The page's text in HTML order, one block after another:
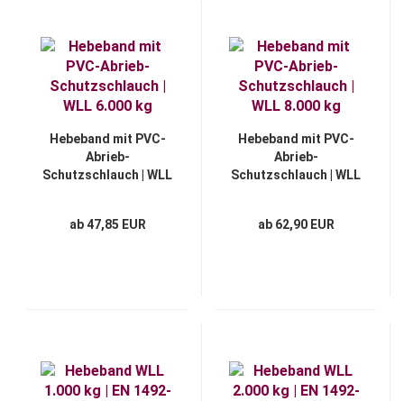
Hebeband mit PVC-
Abrieb-
Schutzschlauch | WLL
ab 47,85 EUR
Hebeband mit PVC-
Abrieb-
Schutzschlauch | WLL
ab 62,90 EUR